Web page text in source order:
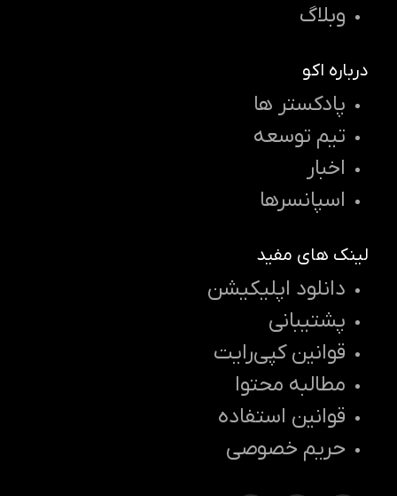
وبلاگ
درباره اکو
پادکستر ها
تیم توسعه
اخبار
اسپانسرها
لینک های مفید
دانلود اپلیکیشن
پشتیبانی
قوانین کپی‌رایت
مطالبه محتوا
قوانین استفاده
حریم خصوصی